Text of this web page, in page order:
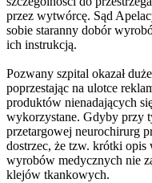
przez wytwórcę. Sąd
sobie staranny dobór
ich instrukcją.
Pozwany szpital okazał
poprzestając na ulotce
produktów nienadających
wykorzystane. Gdyby przy
przetargowej neurochirurg
dostrzec, że tzw. krótki opis
wyrobów medycznych nie
klejów tkankowych.